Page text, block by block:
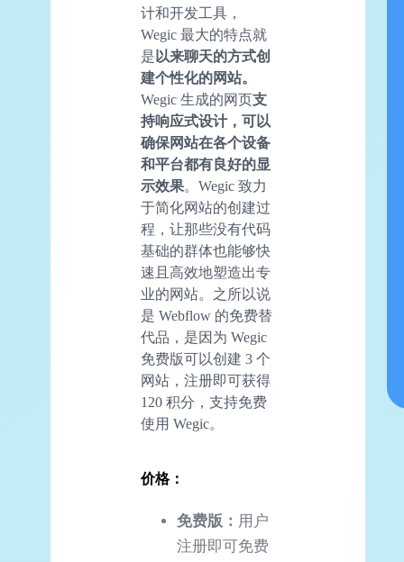
计和开发工具，
Wegic 最大的特点就
是 以来聊天的方式创
建个性化的网站。
Wegic 生成的网页支
持响应式设计，可以
确保网站在各个设备
和平台都有良好的显
示效果。Wegic 致力
于简化网站的创建过
程，让那些没有代码
基础的群体也能够快
速且高效地塑造出专
业的网站。之所以说
是 Webflow 的免费替
代品，是因为 Wegic
免费版可以创建 3 个
网站，注册即可获得
120 积分，支持免费
使用 Wegic。
价格：
免费版： 用户
注册即可免费